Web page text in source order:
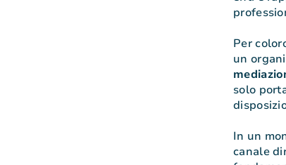
Per
un
solo
In un
canale